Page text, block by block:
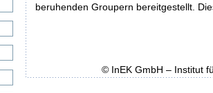
beruhenden Groupern bereitgestellt.
© InEK GmbH – Institut